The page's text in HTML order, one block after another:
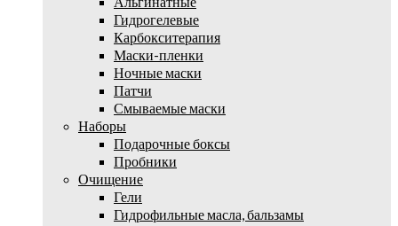
Гидрогелевые
Карбокситерапия
Маски-пленки
Ночные маски
Патчи
Смываемые маски
Наборы
Подарочные боксы
Пробники
Очищение
Гели
Гидрофильные масла, бальзамы